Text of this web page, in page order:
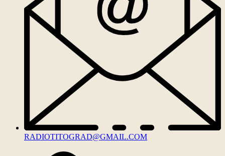
RADIOTITOGRAD@GMAIL.COM